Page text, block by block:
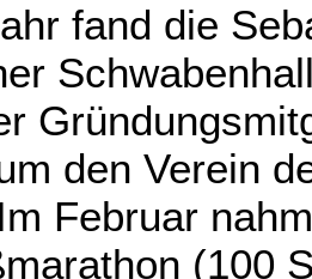
fand die
den Verein
Februar
(100